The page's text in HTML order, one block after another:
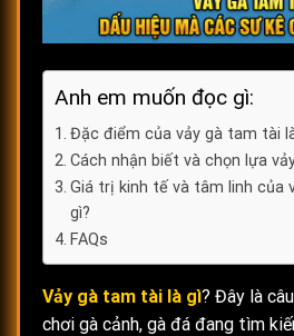
Anh em muốn đọc gì:
Đặc điểm của vảy gà tam tài
Cách nhận biết và chọn lựa
Giá trị kinh tế và tâm linh của
gì?
FAQs
Vảy gà tam tài là gì? Đây là
chơi gà cảnh, gà đá đang tìm